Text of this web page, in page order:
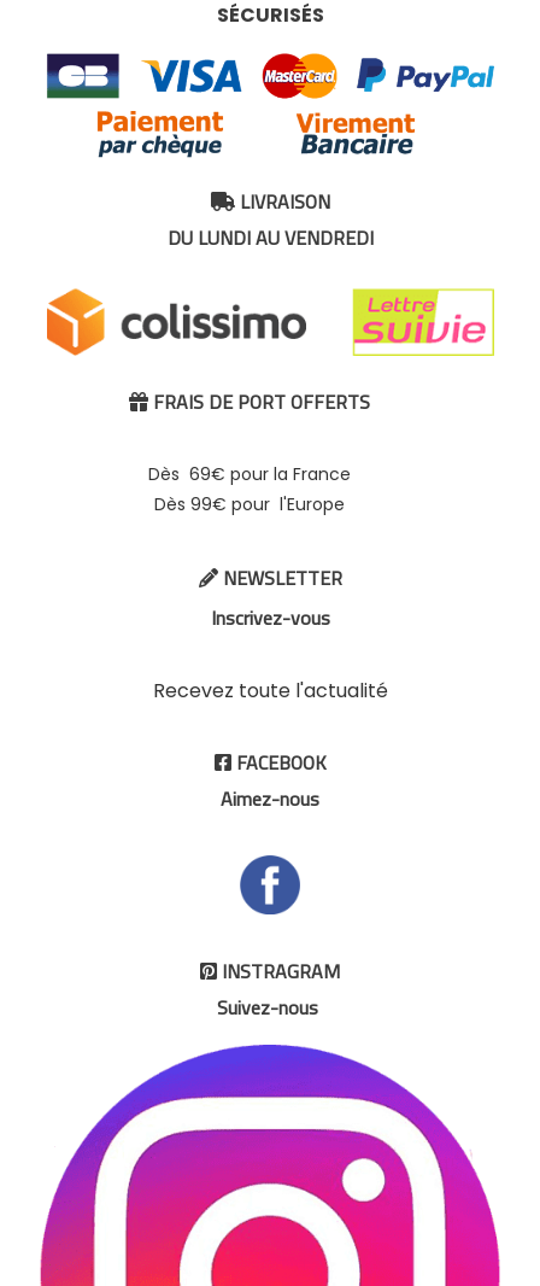
SÉCURISÉS
LIVRAISON
DU LUNDI AU VENDREDI
 FRAIS DE PORT OFFERTS
Dès 69€ pour la France
Dès 99€ pour l'Europe
NEWSLETTER
Inscrivez-vous
Recevez toute l'actualité
FACEBOOK
Aimez-nous
 INSTRAGRAM
Suivez-nous